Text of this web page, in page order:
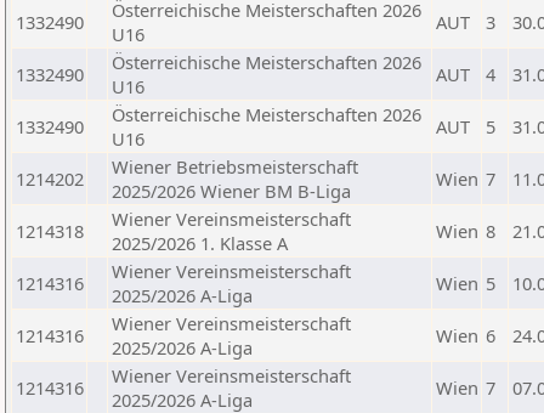
1332490
Österreichische Meisterschaften 2026
U16
AUT 3
1332490
Österreichische Meisterschaften 2026
U16
AUT 4
1332490
Österreichische Meisterschaften 2026
U16
AUT 5
1214202
Wiener Betriebsmeisterschaft
2025/2026 Wiener BM B-Liga
Wien 7
1214318
Wiener Vereinsmeisterschaft
2025/2026 1. Klasse A
Wien 8
1214316
Wiener Vereinsmeisterschaft
2025/2026 A-Liga
Wien 5
1214316
Wiener Vereinsmeisterschaft
2025/2026 A-Liga
Wien 6
1214316
Wiener Vereinsmeisterschaft
2025/2026 A-Liga
Wien 7